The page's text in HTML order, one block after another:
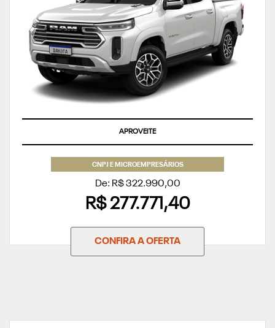
APROVEITE
CNPJ E MICROEMPRESÁRIOS
De: R$ 322.990,00
R$ 277.771,40
CONFIRA A OFERTA